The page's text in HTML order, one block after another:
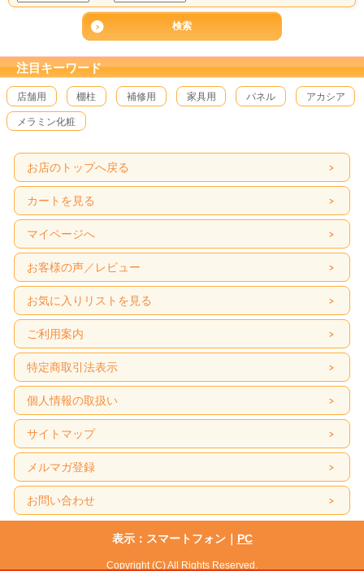
注目キーワード
店舗用 棚柱 補修用 家具用 パネル アカシア
メラミン化粧
お店のトップへ戻る
カートを見る
マイページへ
お客様の声／レビュー
お気に入りリストを見る
ご利用案内
特定商取引法表示
個人情報の取扱い
サイトマップ
メルマガ登録
お問い合わせ
表示：スマートフォン｜ PC
Copyright (C) All Rights Reserved.